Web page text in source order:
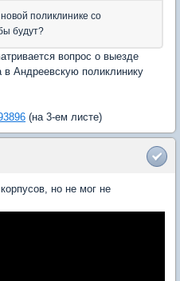
поликлинике со
будут?
вопрос о выезде
в Андреевскую поликлинику
(на 3-ем листе)
но не мог не